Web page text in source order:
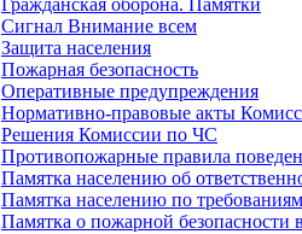
Гражданская оборона. Памятки
Сигнал Внимание всем
Защита населения
Пожарная безопасность
Оперативные предупреждения
Нормативно-правовые акты
Решения Комиссии по ЧС
Противопожарные правила
Памятка населению об
Памятка населению по
Памятка о пожарной безопасности